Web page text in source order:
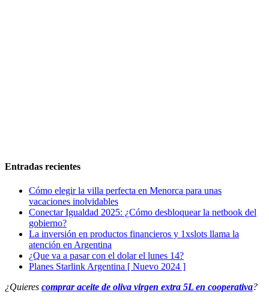
Entradas recientes
Cómo elegir la villa perfecta en Menorca para unas
vacaciones inolvidables
Conectar Igualdad 2025: ¿Cómo desbloquear la netbook del
gobierno?
La inversión en productos financieros y 1xslots llama la
atención en Argentina
¿Que va a pasar con el dolar el lunes 14?
Planes Starlink Argentina [ Nuevo 2024 ]
¿Quieres comprar aceite de oliva virgen extra 5L en cooperativa?